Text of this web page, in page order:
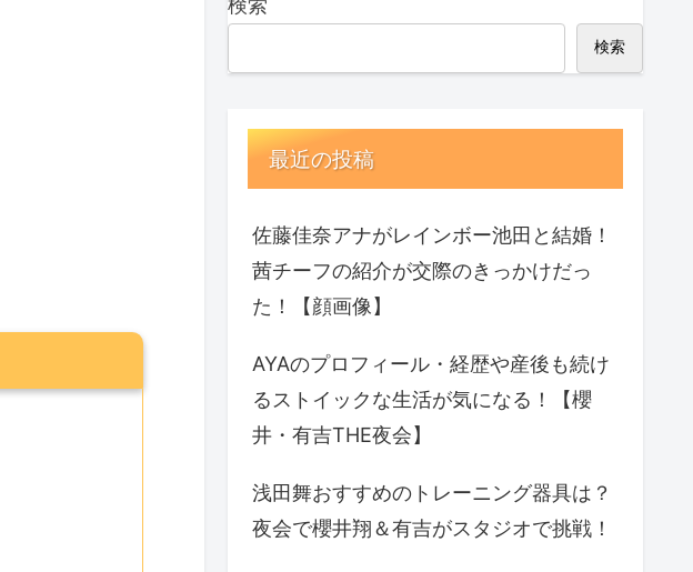
検索
検索
最近の投稿
佐藤佳奈アナがレインボー池田と結婚！
茜チーフの紹介が交際のきっかけだっ
た！【顔画像】
AYAのプロフィール・経歴や産後も続け
るストイックな生活が気になる！【櫻
井・有吉THE夜会】
浅田舞おすすめのトレーニング器具は？
夜会で櫻井翔＆有吉がスタジオで挑戦！